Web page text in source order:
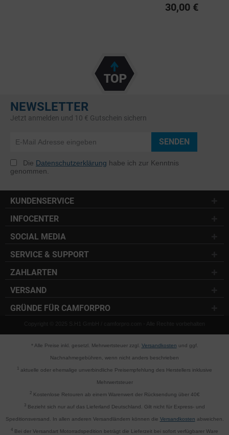
30,00 €
NEWSLETTER
Jetzt anmelden und 10 € Gutschein sichern
SENDEN
Die Datenschutzerklärung habe ich zur Kenntnis
genommen.
KUNDENSERVICE
INFOCENTER
SOCIAL MEDIA
SERVICE & SUPPORT
ZAHLARTEN
VERSAND
GRÜNDE FÜR CAMFORPRO
Copyright © 2025 S.H1 GmbH / camforpro.com - Alle Rechte vorbehalten
* Alle Preise inkl. gesetzl. Mehrwertsteuer zzgl. Versandkosten und ggf.
Nachnahmegebühren, wenn nicht anders beschrieben
aktuelle oder ehemalige unverbindliche Preisempfehlung des Herstellers inklusive
Mehrwertsteuer
2Kostenlose Retouren ab einem Warenwert der Rücksendung über 40€
3 Bezieht sich nur auf das Lieferland Deutschland. Gilt nicht für Express- und
Speditionsversand. In allen anderen Versandländern können die Versandkosten abweichen.
4 Bei der Versandart Motorradspedition beträgt die Lieferzeit bei sofort verfügbarer Ware